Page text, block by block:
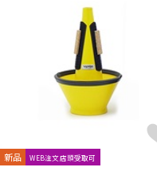
新品 WEB注文店頭受取可